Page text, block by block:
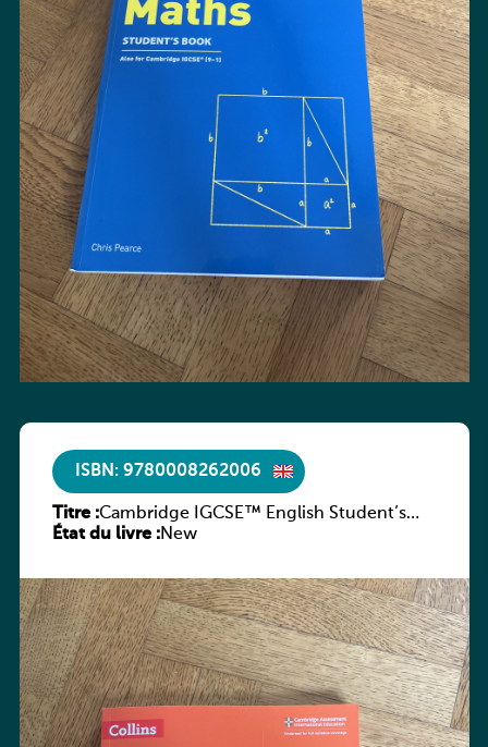
ISBN: 9780008262006
Titre :Cambridge IGCSE™ English Student’s
Book
État du livre :New